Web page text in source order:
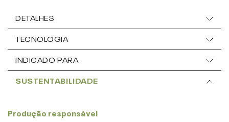
DETALHES
TECNOLOGIA
INDICADO PARA
SUSTENTABILIDADE
Produção responsável